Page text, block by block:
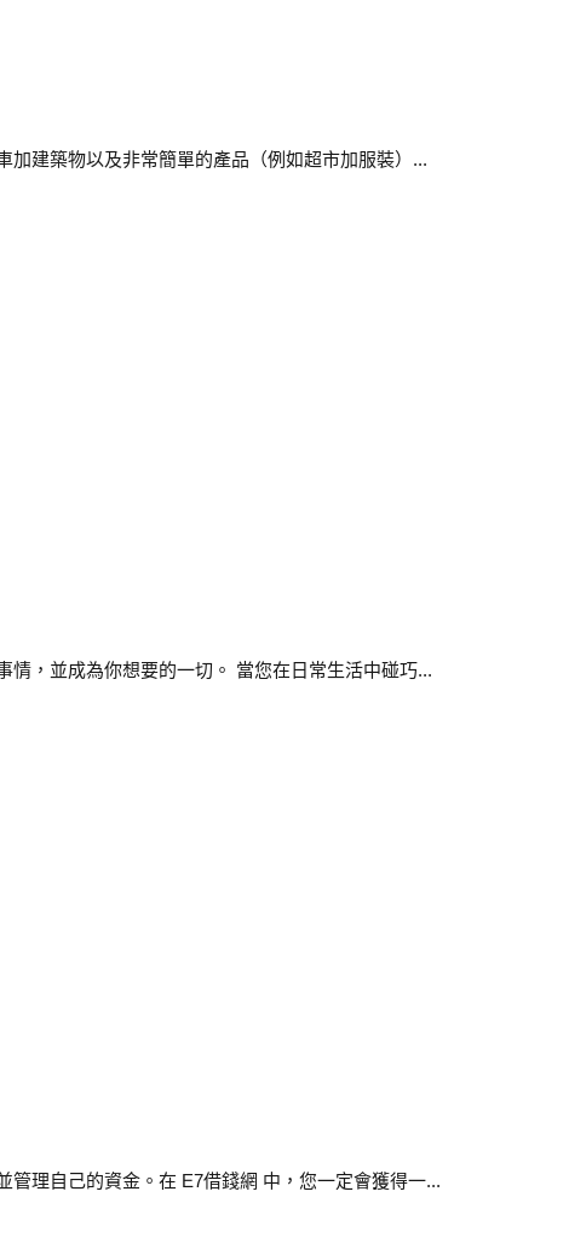
建築物以及非常簡單的產品（例如超市加服裝）...
，並成為你想要的一切。 當您在日常生活中碰巧...
理自己的資金。在 E7借錢網 中，您一定會獲得一...